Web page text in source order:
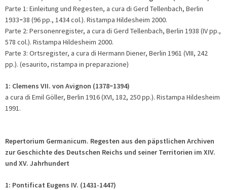
Parte 1: Einleitung und Regesten, a cura di Gerd Tellenbach, Berlin
1933–38 (96 pp., 1434 col.). Ristampa Hildesheim 2000.
Parte 2: Personenregister, a cura di Gerd Tellenbach, Berlin 1938 (IV pp.,
578 col.). Ristampa Hildesheim 2000.
Parte 3: Ortsregister, a cura di Hermann Diener, Berlin 1961 (VIII, 242
pp.). (esaurito, ristampa in preparazione)
1: Clemens VII. von Avignon (1378–1394)
a cura di Emil Göller, Berlin 1916 (XVI, 182, 250 pp.). Ristampa Hildesheim
1991.
Repertorium Germanicum. Regesten aus den päpstlichen Archiven
zur Geschichte des Deutschen Reichs und seiner Territorien im XIV.
und XV. Jahrhundert
1: Pontificat Eugens IV. (1431-1447)